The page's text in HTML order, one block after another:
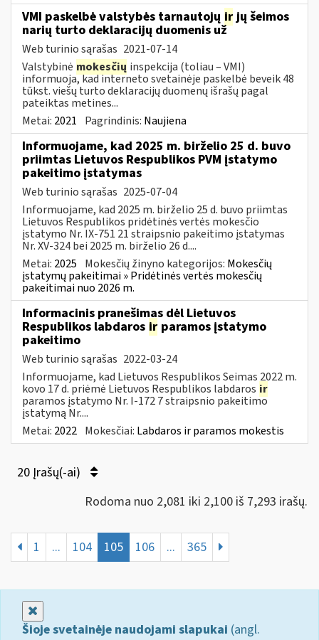
VMI paskelbė valstybės tarnautojų irjų šeimos
narių turto deklaracijų duomenis už
Web turinio sąrašas 2021-07-14
Valstybinė mokesčių inspekcija (toliau – VMI)
informuoja, kad interneto svetainėje paskelbė beveik 48
tūkst. viešų turto deklaracijų duomenų išrašų pagal
pateiktas metines...
Metai: 2021 Pagrindinis: Naujiena
Informuojame, kad 2025 m. birželio 25 d. buvo
priimtas Lietuvos Respublikos PVM įstatymo
pakeitimo įstatymas
Web turinio sąrašas 2025-07-04
Informuojame, kad 2025 m. birželio 25 d. buvo priimtas
Lietuvos Respublikos pridėtinės vertės mokesčio
įstatymo Nr. IX-751 21 straipsnio pakeitimo įstatymas
Nr. XV-324 bei 2025 m. birželio 26 d....
Metai: 2025 Mokesčių žinyno kategorijos: Mokesčių
įstatymų pakeitimai » Pridėtinės vertės mokesčių
pakeitimai nuo 2026 m.
Informacinis pranešimas dėl Lietuvos
Respublikos labdaros ir paramos įstatymo
pakeitimo
Web turinio sąrašas 2022-03-24
Informuojame, kad Lietuvos Respublikos Seimas 2022 m.
kovo 17 d. priėmė Lietuvos Respublikos labdaros ir
paramos įstatymo Nr. I-172 7 straipsnio pakeitimo
įstatymą Nr....
Metai: 2022 Mokesčiai: Labdaros ir paramos mokestis
20 Įrašų(-ai)
Rodoma nuo 2,081 iki 2,100 iš 7,293 irašų.
1 ... 104 105 106 ... 365
Šioje svetainėje naudojami slapukai (angl.